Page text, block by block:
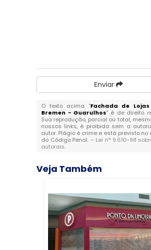
Enviar
O texto acima "Fachada de
Bremen - Guarulhos" é de direito
Sua reprodução, parcial ou total,
nossos links, é proibida sem a
autor. Plágio é crime e está previsto no
do Código Penal. – Lei n° 9.610-98
autorais.
Veja Também